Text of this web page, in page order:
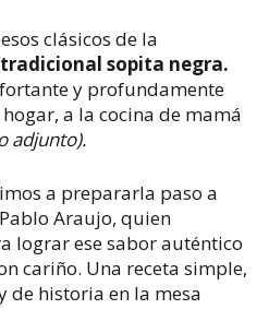
clásicos de la
sopita negra.
y profundamente
a la cocina de mamá
adjunto).
a prepararla paso a
Araujo, quien
lograr ese sabor auténtico
cariño. Una receta simple,
de historia en la mesa